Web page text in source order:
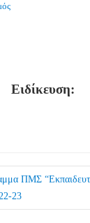
Ειδίκευση:
ΠΜΣ
23